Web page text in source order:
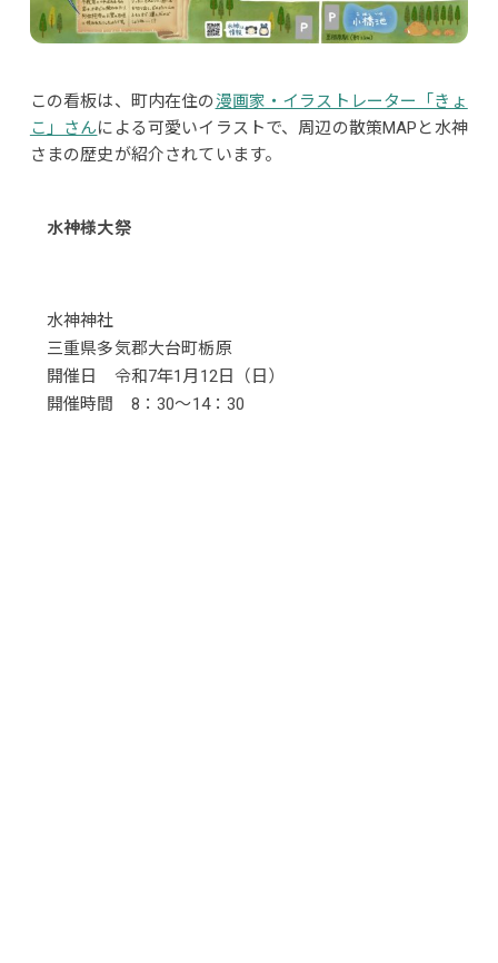
この看板は、町内在住の漫画家・イラストレーター「きょ
こ」さんによる可愛いイラストで、周辺の散策MAPと水神
さまの歴史が紹介されています。
水神様大祭
水神神社
三重県多気郡大台町栃原
開催日 令和7年1月12日（日）
開催時間 8：30～14：30